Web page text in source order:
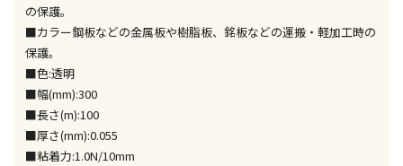
が、ご購入手続きを分けてお買い求めください
※支払い方法の代金引換は選択できません。
宅配のみでお届けする商品です（店舗受取は選択でき
ません）
※「宅配・店舗受取」「宅配のみ」マークの商品のみ
同時購入が可能です
の保護。
■カラー鋼板などの金属板や樹脂板、銘板などの運搬・軽加工時の
保護。
■色:透明
■幅(mm):300
■長さ(m):100
■厚さ(mm):0.055
■粘着力:1.0N/10mm